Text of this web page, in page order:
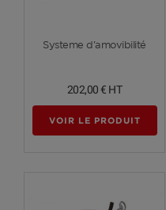
Voir plus
Systeme d'amovibilité
202,00 € HT
VOIR LE PRODUIT